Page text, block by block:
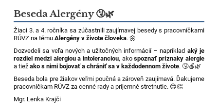
Beseda Alergény 🤧🌿
Žiaci 3. a 4. ročníka sa zúčastnili zaujímavej besedy s pracovníčkami
RÚVZ na témuAlergény v živote človeka. 🌼
Dozvedeli sa veľa nových a užitočných informácií – napríklad aký je
rozdiel medzi alergiou a intoleranciou, akospoznať príznaky alergie
a tiežako s nimi bojovať a chrániť sa v každodennom živote. 🤧🍎🌿
Beseda bola pre žiakov veľmi poučná a zároveň zaujímavá. Ďakujeme
pracovníčkam RÚVZ za cenné rady a príjemné stretnutie. 😊👏
Mgr. Lenka Krajči